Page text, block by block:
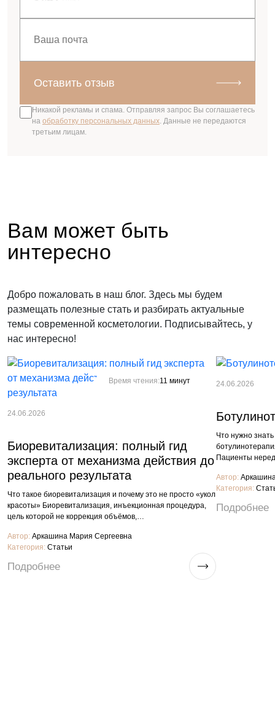
Никакой рекламы и спама. Отправляя запрос Вы соглашаетесь
на обработку персональных данных. Данные не передаются
третьим лицам.
Оставить отзыв
Вам может быть
интересно
Добро пожаловать в наш блог. Здесь мы будем
размещать полезные стать и разбирать актуальные
темы современной косметологии. Подписывайтесь, у
нас интересно!
Время чтения:11 минут
24.06.2026
Биоревитализация: полный гид
эксперта от механизма действия до
реального результата
Что такое биоревитализация и почему это не просто «укол
красоты» Биоревитализация, инъекционная процедура,
цель которой не коррекция объёмов,…
Автор: Аркашина Мария Сергеевна
Категория: Статьи
Подробнее
24.06.2026
Что нужно
Пациенты
Автор:
Категория:
Подробнее